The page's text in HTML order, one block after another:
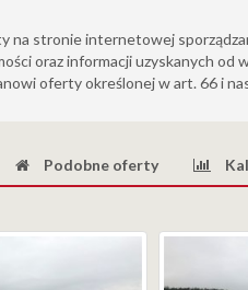
na stronie internetowej
oraz informacji uzyskanych od
oferty określonej w art. 66 i
Podobne oferty